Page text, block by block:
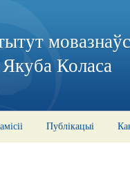
Коласа
Публікацыі